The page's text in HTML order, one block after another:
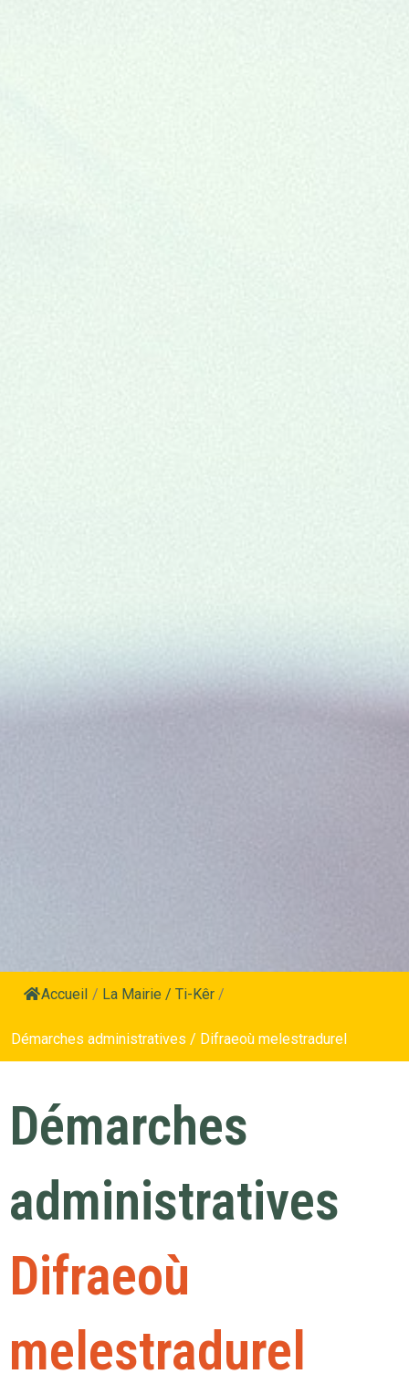
Accueil / La Mairie / Ti-Kêr /
Démarches administratives / Difraeoù melestradurel
Démarches
administratives
Difraeoù
melestradurel